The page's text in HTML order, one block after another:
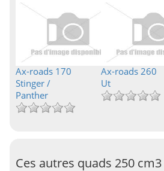
Ax-roads 170
Stinger /
Panther
Ax-roads 260
Ut
Ces autres quads 250